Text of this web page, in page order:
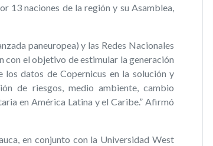
13 naciones de la región y su Asamblea,
paneuropea) y las Redes Nacionales
con el objetivo de estimular la generación
datos de Copernicus en la solución y
de riesgos, medio ambiente, cambio
en América Latina y el Caribe.” Afirmó
en conjunto con la Universidad West